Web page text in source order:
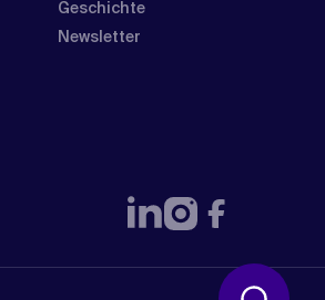
Geschichte
Newsletter